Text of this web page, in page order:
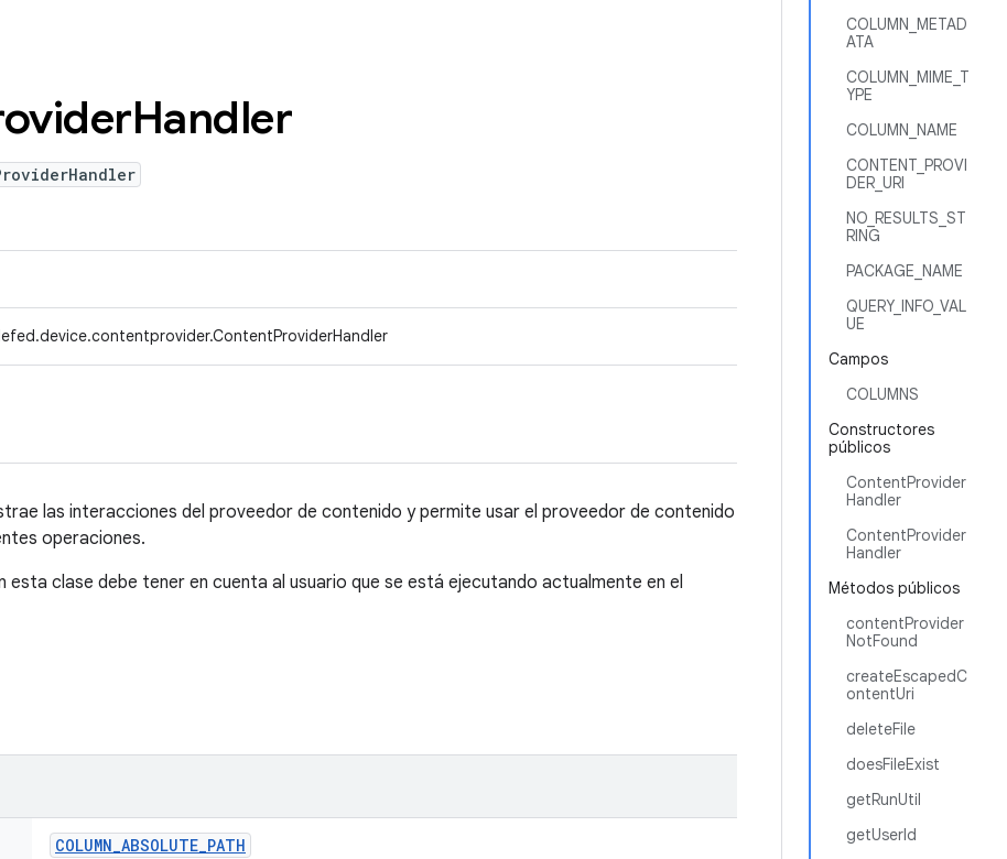
COLUMN_METAD
ATA
COLUMN_MIME_T
YPE
COLUMN_NAME
CONTENT_PROVI
DER_URI
NO_RESULTS_ST
RING
PACKAGE_NAME
QUERY_INFO_VAL
UE
Campos
COLUMNS
Constructores
públicos
ContentProvider
Handler
ContentProvider
Handler
Métodos públicos
contentProvider
NotFound
createEscapedC
ontentUri
deleteFile
doesFileExist
getRunUtil
getUserId
Handler
las interacciones del proveedor de contenido y permite usar el proveedor de contenido
operaciones.
esta clase debe tener en cuenta al usuario que se está ejecutando actualmente en el
COLUMN_ABSOLUTE_PATH